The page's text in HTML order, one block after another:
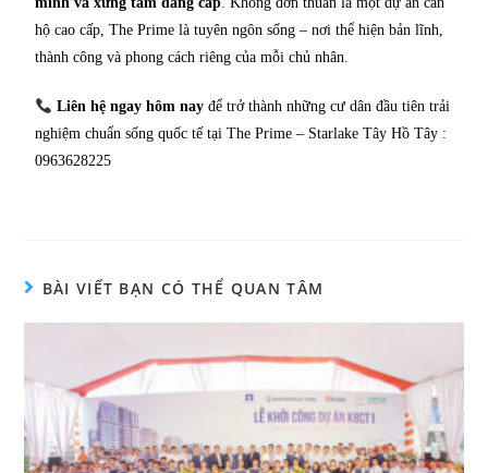
hộ cao cấp, The Prime là tuyên ngôn sống – nơi thể hiện bản lĩnh,
thành công và phong cách riêng của mỗi chủ nhân.
Liên hệ ngay hôm nay để trở thành những cư dân đầu tiên trải
nghiệm chuẩn sống quốc tế tại The Prime – Starlake Tây Hồ Tây :
0963628225
BÀI VIẾT BẠN CÓ THỂ QUAN TÂM